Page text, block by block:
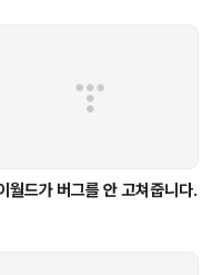
월드가 버그를 안 고쳐줍니다.